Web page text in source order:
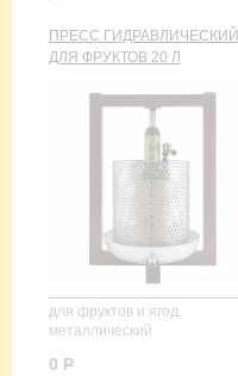
ПРЕСС ГИДРАВЛИЧЕСКИЙ
ДЛЯ ФРУКТОВ 20 Л
для фруктов и ягод,
металлический
0 Р